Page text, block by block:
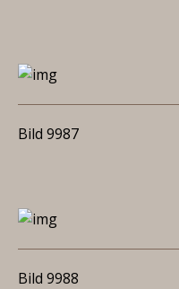
Bild 9987
Bild 9988